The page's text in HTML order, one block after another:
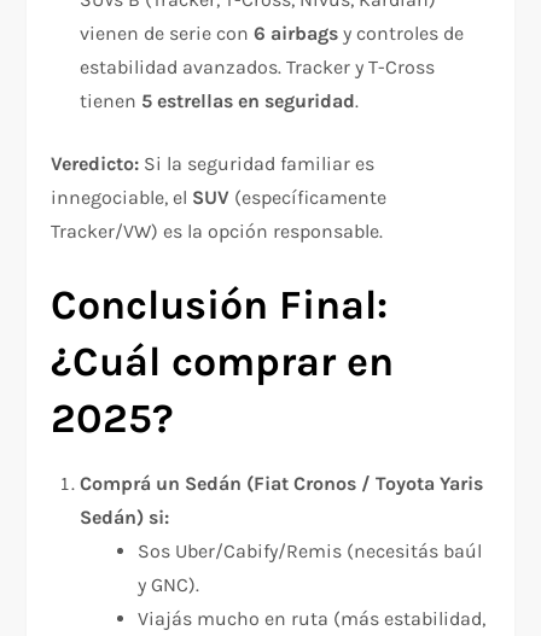
vienen de serie con6 airbags y controles de
estabilidad avanzados. Tracker y T-Cross
tienen 5 estrellas en seguridad.​
Veredicto: Si la seguridad familiar es
innegociable, el SUV (específicamente
Tracker/VW) es la opción responsable.
Conclusión Final:
¿Cuál comprar en
2025?
Comprá un Sedán (Fiat Cronos / Toyota Yaris
Sedán) si:
Sos Uber/Cabify/Remis (necesitás baúl
y GNC).
Viajás mucho en ruta (más estabilidad,